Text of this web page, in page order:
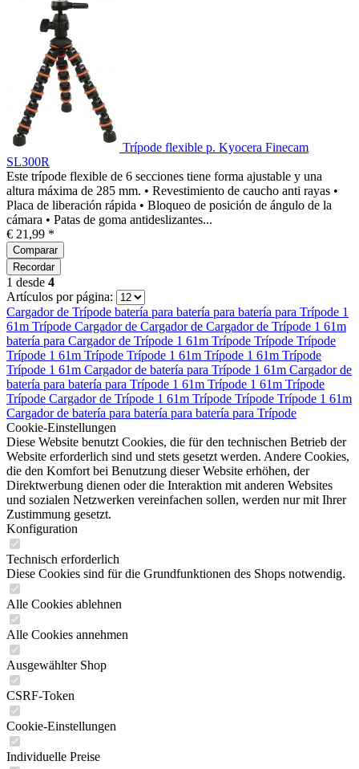
Trípode flexible p. Kyocera Finecam
SL300R
Este trípode flexible de 6 secciones tiene forma ajustable y una
altura máxima de 285 mm. • Revestimiento de caucho anti rayas •
Placa de liberación rápida • Bloqueo de posición de ángulo de la
cámara • Patas de goma antideslizantes...
€ 21,99 *
Comparar
Recordar
1 desde 4
Artículos por página:
Cargador de Trípode batería para batería para batería para Trípode 1
61m Trípode Cargador de Cargador de Cargador de Trípode 1 61m
batería para Cargador de Trípode 1 61m Trípode Trípode Trípode
Trípode 1 61m Trípode Trípode 1 61m Trípode 1 61m Trípode
Trípode 1 61m Cargador de batería para Trípode 1 61m Cargador de
batería para batería para Trípode 1 61m Trípode 1 61m Trípode
Trípode Cargador de Trípode 1 61m Trípode Trípode Trípode 1 61m
Cargador de batería para batería para batería para Trípode
Cookie-Einstellungen
Diese Website benutzt Cookies, die für den technischen Betrieb der
Website erforderlich sind und stets gesetzt werden. Andere Cookies,
die den Komfort bei Benutzung dieser Website erhöhen, der
Direktwerbung dienen oder die Interaktion mit anderen Websites
und sozialen Netzwerken vereinfachen sollen, werden nur mit Ihrer
Zustimmung gesetzt.
Konfiguration
Technisch erforderlich
Diese Cookies sind für die Grundfunktionen des Shops notwendig.
Alle Cookies ablehnen
Alle Cookies annehmen
Ausgewählter Shop
CSRF-Token
Cookie-Einstellungen
Individuelle Preise